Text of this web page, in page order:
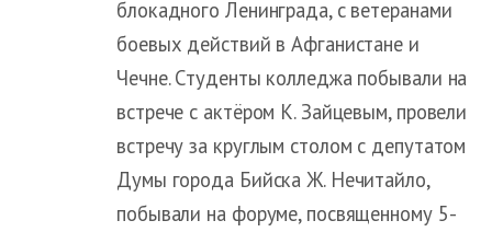
блокадного Ленинграда, с ветеранами
боевых действий в Афганистане и
Чечне. Студенты колледжа побывали на
встрече с актёром К. Зайцевым, провели
встречу за круглым столом с депутатом
Думы города Бийска Ж. Нечитайло,
побывали на форуме, посвященному 5-